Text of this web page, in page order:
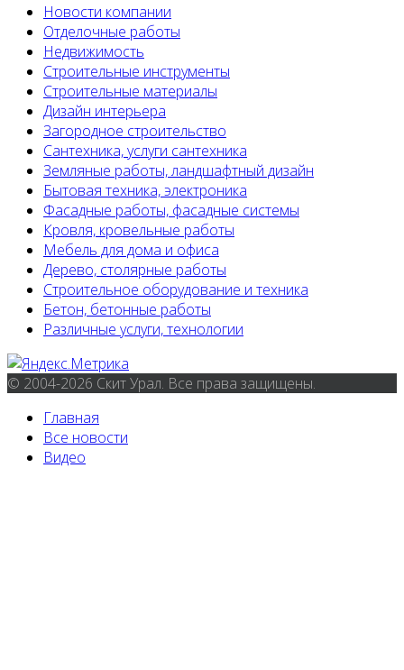
Новости компании
Отделочные работы
Недвижимость
Строительные инструменты
Строительные материалы
Дизайн интерьера
Загородное строительство
Сантехника, услуги сантехника
Земляные работы, ландшафтный дизайн
Бытовая техника, электроника
Фасадные работы, фасадные системы
Кровля, кровельные работы
Мебель для дома и офиса
Дерево, столярные работы
Строительное оборудование и техника
Бетон, бетонные работы
Различные услуги, технологии
© 2004-2026 Скит Урал. Все права защищены.
Главная
Все новости
Видео